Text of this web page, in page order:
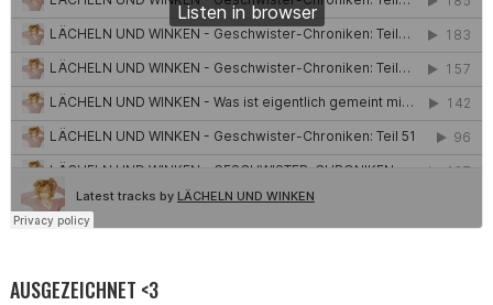
AUSGEZEICHNET <3